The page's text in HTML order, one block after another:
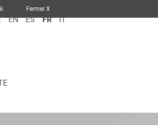
EN ES FR IT
Fermer X